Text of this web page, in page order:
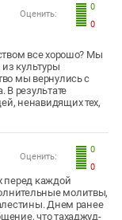
0
0
Оценить:
все хорошо? Мы
из культуры
мы вернулись с
В результате
ненавидящих тех,
0
0
Оценить:
перед каждой
молитвы,
Днем ранее
что тахаджуд-